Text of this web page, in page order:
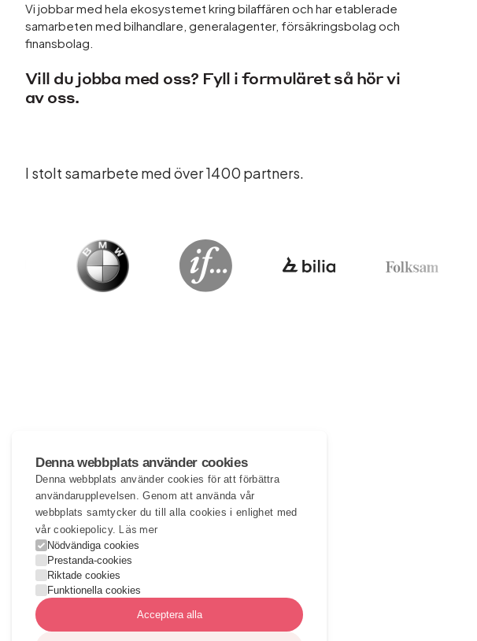
Vi jobbar med hela ekosystemet kring bilaffären och har etablerade
samarbeten med bilhandlare, generalagenter, försäkringsbolag och
finansbolag.
Vill du jobba med oss? Fyll i formuläret så hör vi
av oss.
I stolt samarbete med över 1400 partners.
Denna webbplats använder cookies
Denna webbplats använder cookies för att förbättra
användarupplevelsen. Genom att använda vår
webbplats samtycker du till alla cookies i enlighet med
vår cookiepolicy. Läs mer
Nödvändiga cookies
Prestanda-cookies
Riktade cookies
Funktionella cookies
Acceptera alla